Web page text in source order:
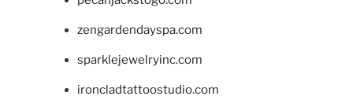
zengardendayspa.com
sparklejewelryinc.com
ironcladtattoostudio.com